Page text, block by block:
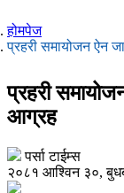
होमपेज
प्रहरी समायोजन ऐन
प्रहरी
आग्रह
पर्सा टाईम्स
२०८१ आश्विन ३०,